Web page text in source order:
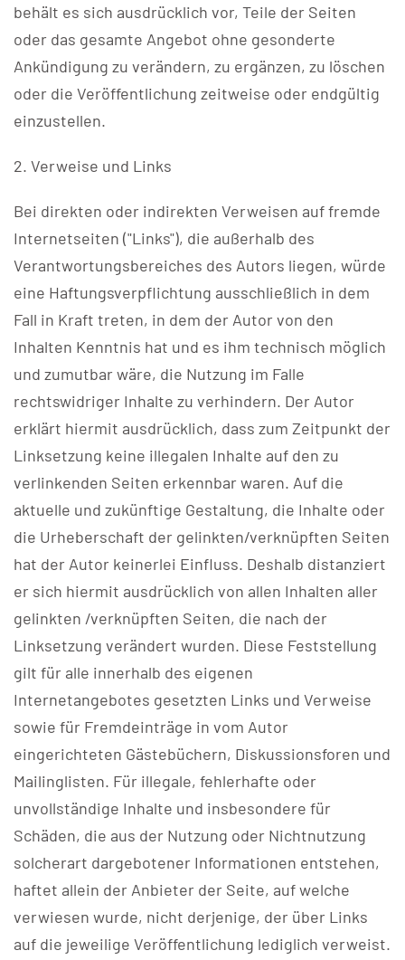
behält es sich ausdrücklich vor, Teile der Seiten
oder das gesamte Angebot ohne gesonderte
Ankündigung zu verändern, zu ergänzen, zu löschen
oder die Veröffentlichung zeitweise oder endgültig
einzustellen.
2. Verweise und Links
Bei direkten oder indirekten Verweisen auf fremde
Internetseiten ("Links"), die außerhalb des
Verantwortungsbereiches des Autors liegen, würde
eine Haftungsverpflichtung ausschließlich in dem
Fall in Kraft treten, in dem der Autor von den
Inhalten Kenntnis hat und es ihm technisch möglich
und zumutbar wäre, die Nutzung im Falle
rechtswidriger Inhalte zu verhindern. Der Autor
erklärt hiermit ausdrücklich, dass zum Zeitpunkt der
Linksetzung keine illegalen Inhalte auf den zu
verlinkenden Seiten erkennbar waren. Auf die
aktuelle und zukünftige Gestaltung, die Inhalte oder
die Urheberschaft der gelinkten/verknüpften Seiten
hat der Autor keinerlei Einfluss. Deshalb distanziert
er sich hiermit ausdrücklich von allen Inhalten aller
gelinkten /verknüpften Seiten, die nach der
Linksetzung verändert wurden. Diese Feststellung
gilt für alle innerhalb des eigenen
Internetangebotes gesetzten Links und Verweise
sowie für Fremdeinträge in vom Autor
eingerichteten Gästebüchern, Diskussionsforen und
Mailinglisten. Für illegale, fehlerhafte oder
unvollständige Inhalte und insbesondere für
Schäden, die aus der Nutzung oder Nichtnutzung
solcherart dargebotener Informationen entstehen,
haftet allein der Anbieter der Seite, auf welche
verwiesen wurde, nicht derjenige, der über Links
auf die jeweilige Veröffentlichung lediglich verweist.